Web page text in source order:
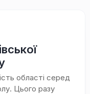
області серед
Цього разу